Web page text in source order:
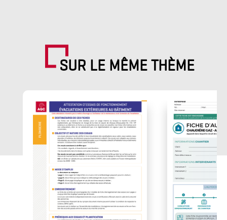
SUR LE MÊME THÈME